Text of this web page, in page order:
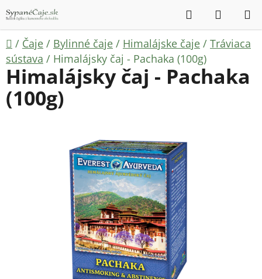
na
obsah
Hľadať
KOŠÍK
Domov
/ Čaje / Bylinné čaje / Himalájske čaje / Tráviaca
sústava / Himalájsky čaj - Pachaka (100g)
Himalájsky čaj - Pachaka
(100g)